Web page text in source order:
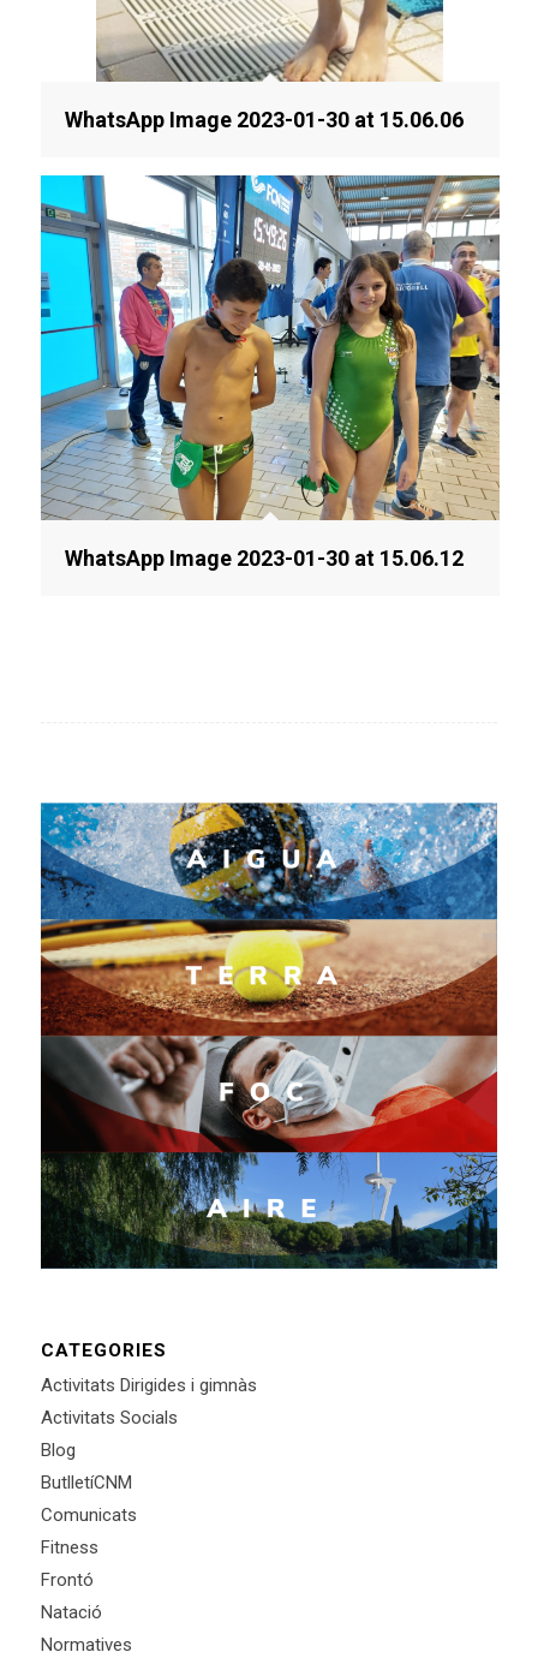
WhatsApp Image 2023-01-30 at 15.06.06
WhatsApp Image 2023-01-30 at 15.06.12
CATEGORIES
Activitats Dirigides i gimnàs
Activitats Socials
Blog
ButlletíCNM
Comunicats
Fitness
Frontó
Natació
Normatives